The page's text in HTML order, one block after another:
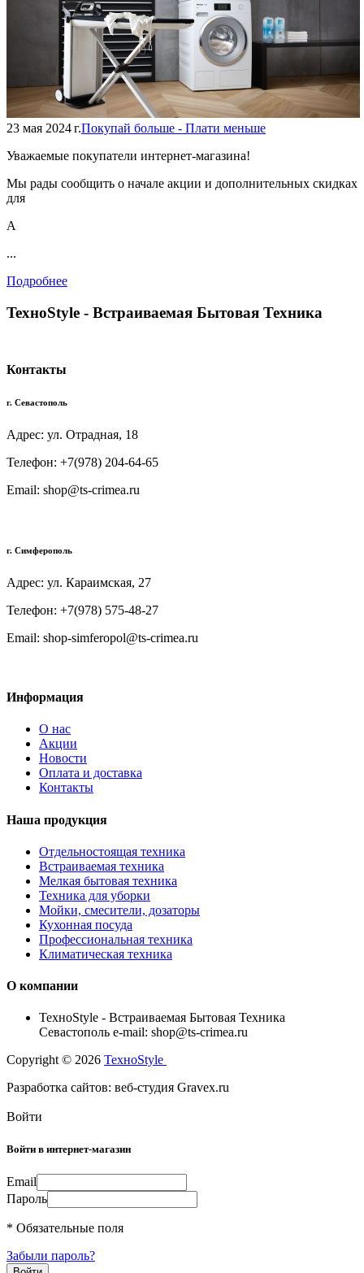
23 мая 2024 г.Покупай больше - Плати меньше
Уважаемые покупатели интернет-магазина!
Мы рады сообщить о начале акции и дополнительных скидках
для
А
...
Подробнее
TexноStyle - Встраиваемая Бытовая Техника
Контакты
г. Севастополь
Адрес: ул. Отрадная, 18
Телефон: +7(978) 204-64-65
Email: shop@ts-crimea.ru
г. Симферополь
Адрес: ул. Караимская, 27
Телефон: +7(978) 575-48-27
Email: shop-simferopol@ts-crimea.ru
Информация
О нас
Акции
Новости
Оплата и доставка
Контакты
Наша продукция
Отдельностоящая техника
Встраиваемая техника
Мелкая бытовая техника
Техника для уборки
Мойки, смесители, дозаторы
Кухонная посуда
Профессиональная техника
Климатическая техника
О компании
TexноStyle - Встраиваемая Бытовая Техника
Севастополь e-mail: shop@ts-crimea.ru
Copyright © 2026 TexноStyle
Разработка сайтов: веб-студия Gravex.ru
Войти
Войти в интернет-магазин
Email
Пароль
* Обязательные поля
Забыли пароль?